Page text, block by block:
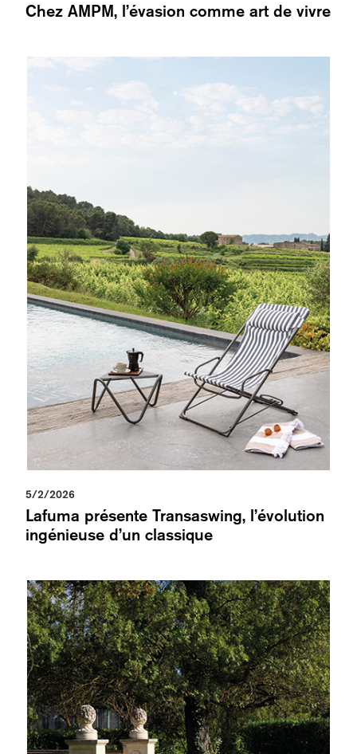
Chez AMPM, l’évasion comme art de vivre
5/2/2026
Lafuma présente Transaswing, l’évolution
ingénieuse d’un classique